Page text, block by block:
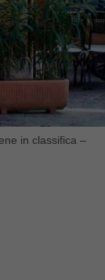
in classifica –